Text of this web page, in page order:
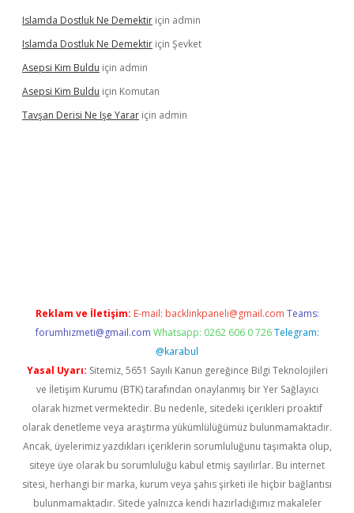
Islamda Dostluk Ne Demektir için admin
Islamda Dostluk Ne Demektir için Şevket
Asepsi Kim Buldu için admin
Asepsi Kim Buldu için Komutan
Tavşan Derisi Ne Işe Yarar için admin
Reklam ve İletişim: E-mail: backlinkpaneli@gmail.com Teams:
forumhizmeti@gmail.com Whatsapp: 0262 606 0 726 Telegram:
@karabul
Yasal Uyarı: Sitemiz, 5651 Sayılı Kanun gereğince Bilgi Teknolojileri
ve İletişim Kurumu (BTK) tarafından onaylanmış bir Yer Sağlayıcı
olarak hizmet vermektedir. Bu nedenle, sitedeki içerikleri proaktif
olarak denetleme veya araştırma yükümlülüğümüz bulunmamaktadır.
Ancak, üyelerimiz yazdıkları içeriklerin sorumluluğunu taşımakta olup,
siteye üye olarak bu sorumluluğu kabul etmiş sayılırlar. Bu internet
sitesi, herhangi bir marka, kurum veya şahıs şirketi ile hiçbir bağlantısı
bulunmamaktadır. Sitede yalnızca kendi hazırladığımız makaleler